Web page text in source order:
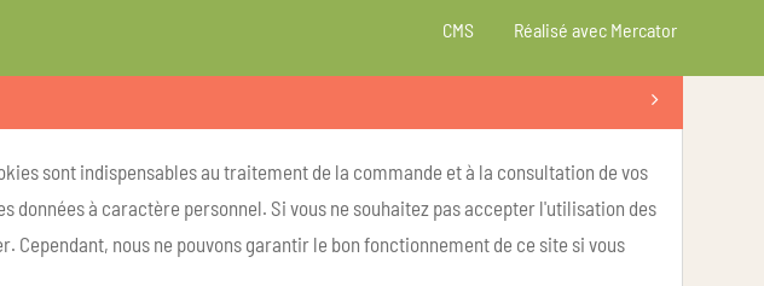
CMS Réalisé avec Mercator
sont indispensables au traitement de la commande et à la consultation de vos
données à caractère personnel. Si vous ne souhaitez pas accepter l'utilisation des
Cependant, nous ne pouvons garantir le bon fonctionnement de ce site si vous